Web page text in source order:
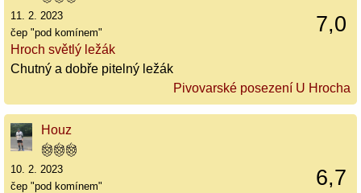
7,0
11. 2. 2023
čep "pod komínem"
Hroch světlý ležák
Chutný a dobře pitelný ležák
Pivovarské posezení U Hrocha
Houz
6,7
10. 2. 2023
čep "pod komínem"